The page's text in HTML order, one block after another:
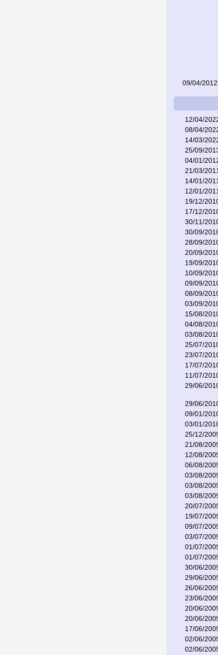
09/04/2012
12/04/
08/04/
14/03/
25/09/
04/01/
21/03/2011
14/01/2011
12/01/2011
19/12/
17/12/
30/11/
30/09/
28/09/
20/09/
19/09/
10/09/
09/09/
08/09/
03/09/
15/08/
04/08/
03/08/
25/07/
23/07/
17/07/
11/07/
29/06/
29/06/
09/01/
03/01/
25/12/
21/08/
12/08/
06/08/
03/08/
03/08/
03/08/
20/07/
19/07/
09/07/
03/07/
01/07/
01/07/
30/06/
29/06/
26/06/
23/06/
20/06/
20/06/
17/06/
02/06/
02/06/